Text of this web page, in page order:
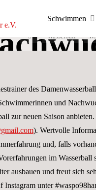
DIE
BREITE
SCHWIMM-
UND
Schwimmen
Start Wasserball
des
und
zur neuen Saison
). Wertvolle
und, falls
im
ausbauen und freut sich
Instagram unter